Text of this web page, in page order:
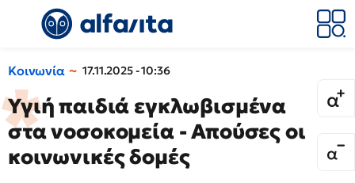
Κοινωνία 17.11.2025 - 10:36
Υγιή παιδιά εγκλωβισμένα
στα νοσοκομεία - Απούσες οι
κοινωνικές δομές